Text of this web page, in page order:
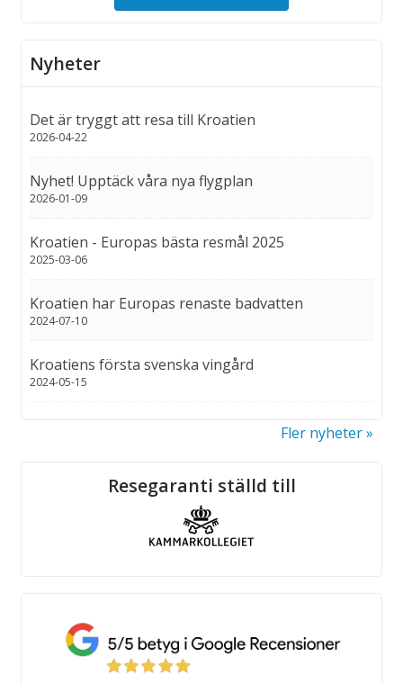
Nyheter
Det är tryggt att resa till Kroatien
2026-04-22
Nyhet! Upptäck våra nya flygplan
2026-01-09
Kroatien - Europas bästa resmål 2025
2025-03-06
Kroatien har Europas renaste badvatten
2024-07-10
Kroatiens första svenska vingård
2024-05-15
Fler nyheter
Sociala medierResegaranti ställd till